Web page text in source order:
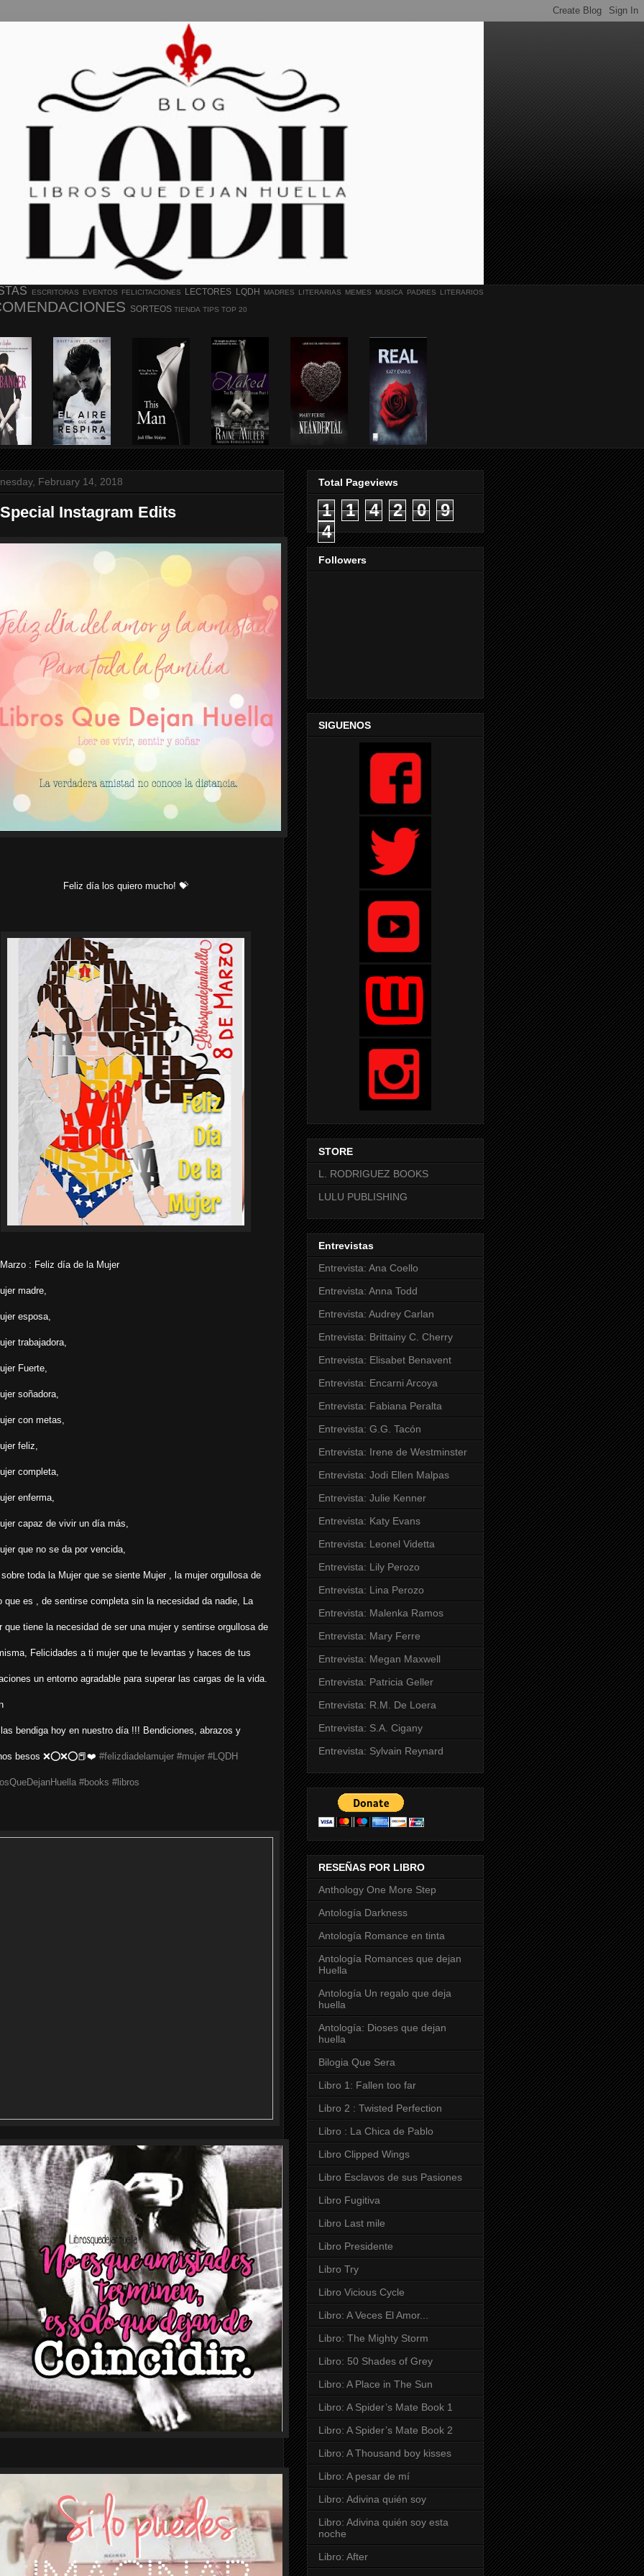
ESCRITORAS EVENTOS FELICITACIONES LECTORES LQDH MADRES LITERARIAS MEMES MUSICA PADRES LITERARIOS
SORTEOS TIENDA TIPS TOP 20
February 14, 2018
Instagram Edits
Feliz día los quiero mucho! 💝
: Feliz día de la Mujer
madre,
esposa,
trabajadora,
Fuerte,
soñadora,
con metas,
feliz,
completa,
enferma,
capaz de vivir un día más,
que no se da por vencida,
toda la Mujer que se siente Mujer , la mujer orgullosa de
que es , de sentirse completa sin la necesidad da nadie, La
que tiene la necesidad de ser una mujer y sentirse orgullosa de
Felicidades a ti mujer que te levantas y haces de tus
un entorno agradable para superar las cargas de la vida.
bendiga hoy en nuestro día !!! Bendiciones, abrazos y
besos ❌⭕️❌⭕️📕❤️ #felizdiadelamujer #mujer #LQDH
#books #libros
Total Pageviews
1 1 4 2 0
9
4
Followers
SIGUENOS
STORE
L. RODRIGUEZ BOOKS
LULU PUBLISHING
Entrevistas
Entrevista: Ana Coello
Entrevista: Anna Todd
Entrevista: Audrey Carlan
Entrevista: Brittainy C. Cherry
Entrevista: Elisabet Benavent
Entrevista: Encarni Arcoya
Entrevista: Fabiana Peralta
Entrevista: G.G. Tacón
Entrevista: Irene de Westminster
Entrevista: Jodi Ellen Malpas
Entrevista: Julie Kenner
Entrevista: Katy Evans
Entrevista: Leonel Videtta
Entrevista: Lily Perozo
Entrevista: Lina Perozo
Entrevista: Malenka Ramos
Entrevista: Mary Ferre
Entrevista: Megan Maxwell
Entrevista: Patricia Geller
Entrevista: R.M. De Loera
Entrevista: S.A. Cigany
Entrevista: Sylvain Reynard
RESEÑAS POR LIBRO
Anthology One More Step
Antología Darkness
Antología Romance en tinta
Antología Romances que dejan
Huella
Antología Un regalo que deja
huella
Antología: Dioses que dejan
huella
Bilogia Que Sera
Libro 1: Fallen too far
Libro 2 : Twisted Perfection
Libro : La Chica de Pablo
Libro Clipped Wings
Libro Esclavos de sus Pasiones
Libro Fugitiva
Libro Last mile
Libro Presidente
Libro Try
Libro Vicious Cycle
Libro: A Veces El Amor...
Libro: The Mighty Storm
Libro: 50 Shades of Grey
Libro: A Place in The Sun
Libro: A Spider’s Mate Book 1
Libro: A Spider’s Mate Book 2
Libro: A Thousand boy kisses
Libro: A pesar de mí
Libro: Adivina quién soy
Libro: Adivina quién soy esta
noche
Libro: After